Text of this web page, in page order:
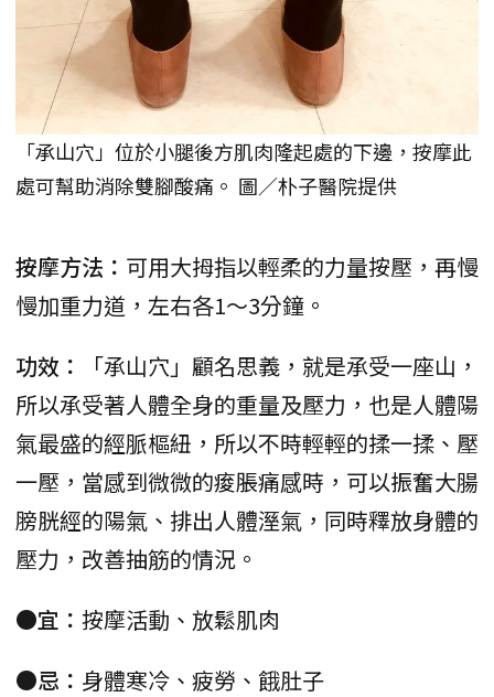
「承山穴」位於小腿後方肌肉隆起處的下邊，按摩此
處可幫助消除雙腳酸痛。 圖／朴子醫院提供
按摩方法： 可用大拇指以輕柔的力量按壓，再慢
慢加重力道，左右各1～3分鐘。
功效：
「承山穴」顧名思義，就是承受一座山，
所以承受著人體全身的重量及壓力，也是人體陽
氣最盛的經脈樞紐，所以不時輕輕的揉一揉、壓
一壓，當感到微微的痠脹痛感時，可以振奮大腸
膀胱經的陽氣、排出人體溼氣，同時釋放身體的
壓力，改善抽筋的情況。
●宜： 按摩活動、放鬆肌肉
●忌： 身體寒冷、疲勞、餓肚子